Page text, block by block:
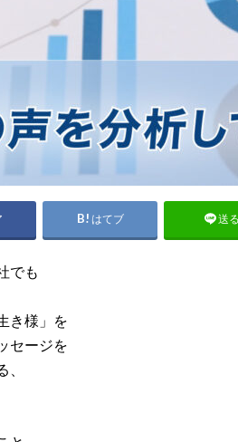
はてブ 送る
でも
き様」を
セージを